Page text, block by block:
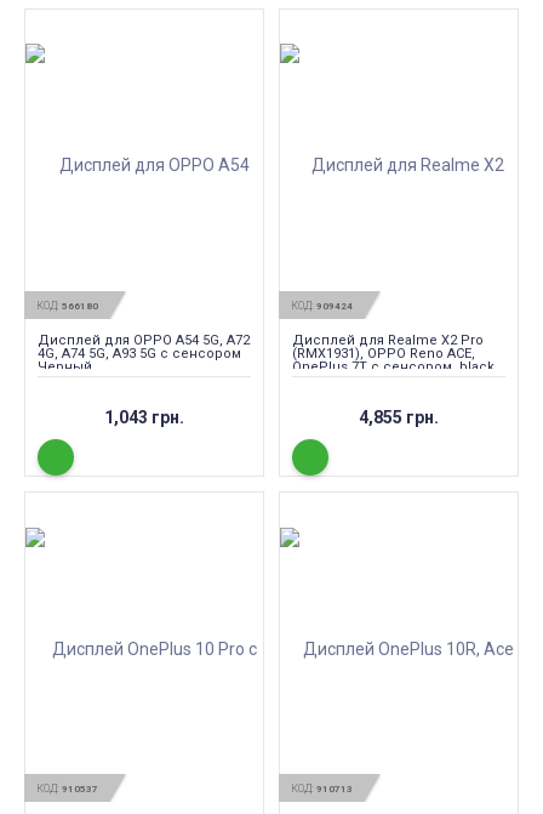
КОД: 566180
Дисплей для OPPO A54 5G, A72
4G, A74 5G, A93 5G с сенсором
Черный
1,043 грн.
КОД: 909424
Дисплей для Realme X2 Pro
(RMX1931), OPPO Reno ACE,
OnePlus 7T с сенсором, black
(AMOLED)
4,855 грн.
КОД: 910537 КОД: 910713